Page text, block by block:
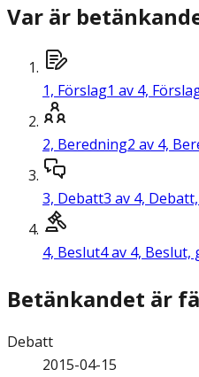
Var är
1, Förslag1 av 4,
2, Beredning2 av 4,
3, Debatt3 av 4,
4, Beslut4 av 4,
Betänkandet är
Debatt
2015-04-15